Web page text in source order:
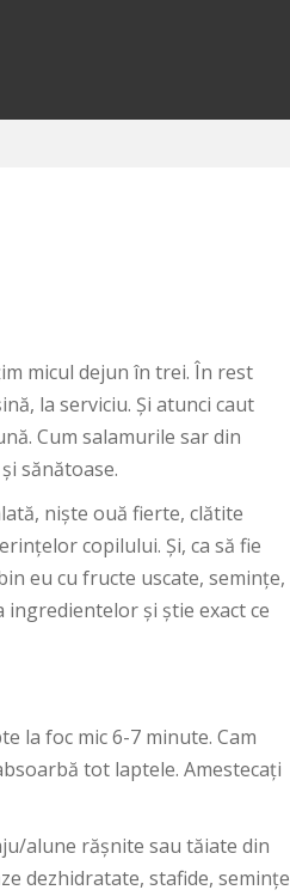
micul dejun în trei. În rest
la serviciu. Și atunci caut
Cum salamurile sar din
sănătoase.
niște ouă fierte, clătite
copilului. Și, ca să fie
eu cu fructe uscate, semințe,
ingredientelor și știe exact ce
la foc mic 6-7 minute. Cam
tot laptele. Amestecați
alune rășnite sau tăiate din
dezhidratate, stafide, semințe